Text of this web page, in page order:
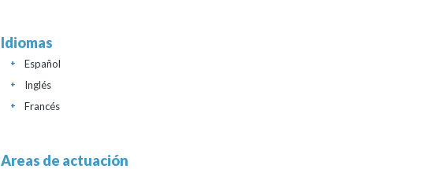
Idiomas
Español
+
Inglés
+
Francés
+
Areas de actuación